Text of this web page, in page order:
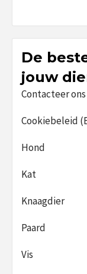
De
jouw
Contacteer ons
Cookiebeleid
Hond
Kat
Knaagdier
Paard
Vis